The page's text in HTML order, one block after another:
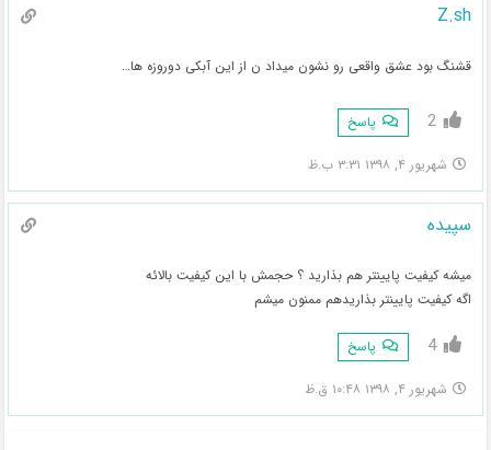
Z.sh
قشنگ بود عشق واقعی رو نشون میداد ن از این آبکی دوروزه ها…
2 پاسخ
شهریور ۴, ۱۳۹۸ ۳:۳۱ ب.ظ
سپیده
میشه کیفیت پایینتر هم بذارید ؟ حجمش با این کیفیت بالائه
اگه کیفیت پایینتر بذاریدهم ممنون میشم
4 پاسخ
شهریور ۴, ۱۳۹۸ ۱۰:۴۸ ق.ظ